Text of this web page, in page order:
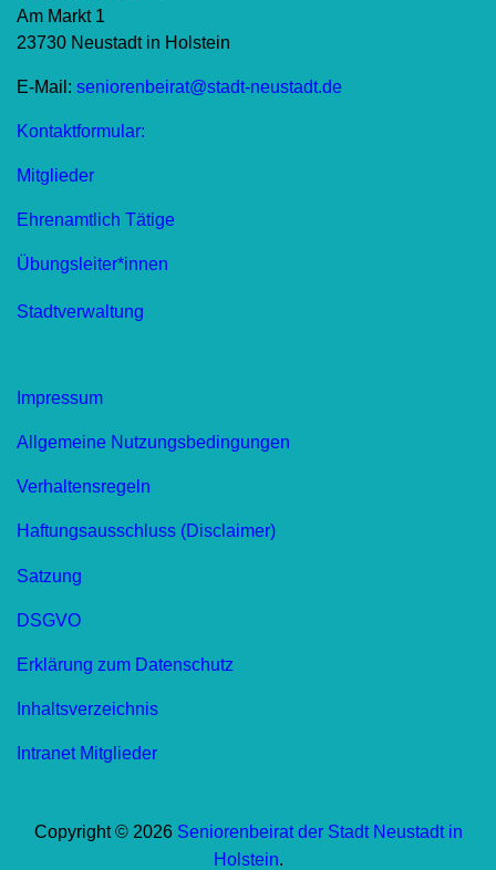
Am Markt 1
23730 Neustadt in Holstein
E-Mail: seniorenbeirat@stadt-neustadt.de
Kontaktformular:
Mitglieder
Ehrenamtlich Tätige
Übungsleiter*innen
Stadtverwaltung
Impressum
Allgemeine Nutzungsbedingungen
Verhaltensregeln
Haftungsausschluss (Disclaimer)
Satzung
DSGVO
Erklärung zum Datenschutz
Inhaltsverzeichnis
Intranet Mitglieder
Copyright © 2026 Seniorenbeirat der Stadt Neustadt in
Holstein.